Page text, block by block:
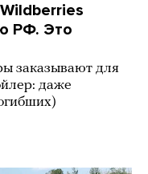
РФ. Это
заказывают для
даже